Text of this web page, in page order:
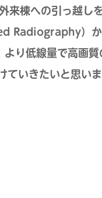
来棟への引っ越しを
Radiography）
り低線量で高画質
ていきたいと思い